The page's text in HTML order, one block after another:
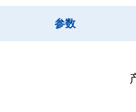
参数